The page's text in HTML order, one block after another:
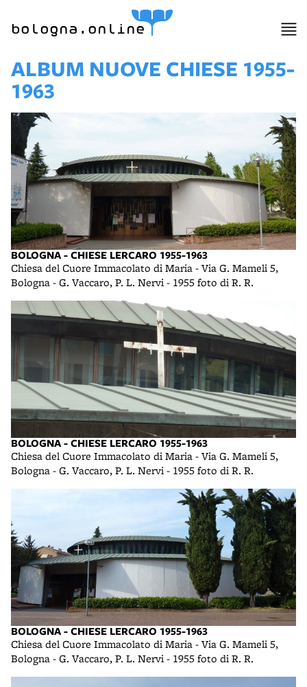
bologna.online
ALBUM NUOVE CHIESE 1955-
1963
BOLOGNA - CHIESE LERCARO 1955-1963
Chiesa del Cuore Immacolato di Maria - Via G. Mameli 5,
Bologna - G. Vaccaro, P. L. Nervi - 1955 foto di R. R.
BOLOGNA - CHIESE LERCARO 1955-1963
Chiesa del Cuore Immacolato di Maria - Via G. Mameli 5,
Bologna - G. Vaccaro, P. L. Nervi - 1955 foto di R. R.
BOLOGNA - CHIESE LERCARO 1955-1963
Chiesa del Cuore Immacolato di Maria - Via G. Mameli 5,
Bologna - G. Vaccaro, P. L. Nervi - 1955 foto di R. R.